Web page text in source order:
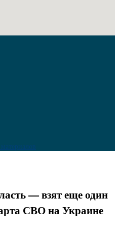
— взят еще один
СВО на Украине